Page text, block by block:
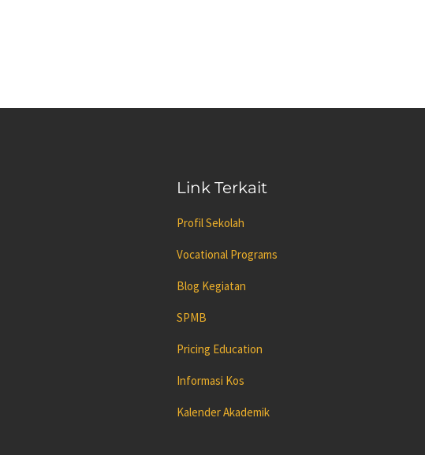
Link Terkait
Profil Sekolah
Vocational Programs
Blog Kegiatan
SPMB
Pricing Education
Informasi Kos
Kalender Akademik